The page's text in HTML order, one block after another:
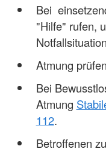
Bei
"Hilfe" rufen,
Atmung
Bei
Atmung
112.
Betroffenen